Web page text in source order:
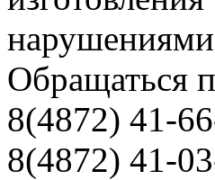
Обращаться
8(4872) 41-
8(4872) 41-